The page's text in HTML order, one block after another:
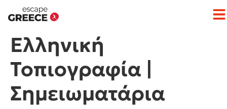
Ελληνική
Τοπιογραφία |
Σημειωματάρια